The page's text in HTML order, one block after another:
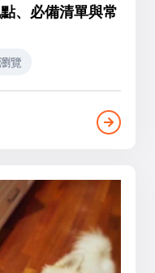
、必備清單與常
覽